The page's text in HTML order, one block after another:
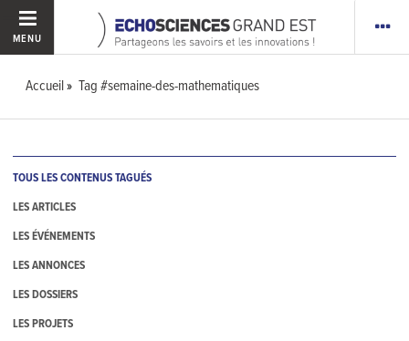
MENU
Accueil Tag #semaine-des-mathematiques
TOUS LES CONTENUS TAGUÉS
LES ARTICLES
LES ÉVÉNEMENTS
LES ANNONCES
LES DOSSIERS
LES PROJETS